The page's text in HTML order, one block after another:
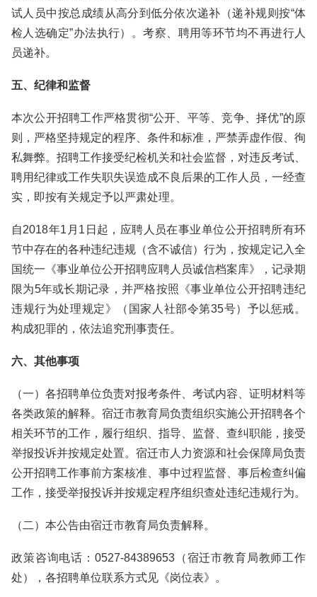
试人员中按总成绩从高分到低分依次递补（递补规则按“体
检人选确定”办法执行）。考察、聘用等环节均不再进行人
员递补。
五、纪律和监督
本次公开招聘工作严格贯彻“公开、平等、竞争、择优”的原
则，严格坚持规定的程序、条件和标准，严禁弄虚作假、徇
私舞弊。招聘工作接受纪检机关和社会监督，对违反考试、
聘用纪律或工作失职失误造成不良后果的工作人员，一经查
实，即按有关规定予以严肃处理。
自2018年1月1日起，应聘人员在事业单位公开招聘所有环
节中存在的各种违纪违规（含不诚信）行为，按规定记入全
国统一《事业单位公开招聘应聘人员诚信档案库》，记录期
限为5年或长期记录，并严格按照《事业单位公开招聘违纪
违规行为处理规定》（国家人社部令第35号）予以惩戒。
构成犯罪的，依法追究刑事责任。
六、其他事项
（一）各招聘单位负责对报考条件、考试内容、证明材料等
各类政策的解释。宿迁市教育局负责组织实施公开招聘各个
相关环节的工作，履行组织、指导、监督、查纠职能，接受
举报投诉并按规定处置。宿迁市人力资源和社会保障局负责
公开招聘工作事前方案核准、事中过程监督、事后检查纠偏
工作，接受举报投诉并按规定程序组织查处违纪违规行为。
（二）本公告由宿迁市教育局负责解释。
政策咨询电话：0527-84389653（宿迁市教育局教师工作
处），各招聘单位联系方式见《岗位表》。